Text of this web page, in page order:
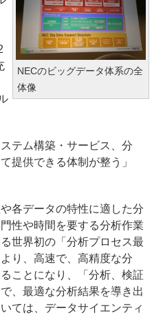
NECのビッグデータ体系の全
体像
テム構築・サービス、分
提供できる体制が整う」
各データの特性に適した分
性や時間を要する分析作業
世界初の「分析プロセス最
り、高速で、高精度な分
ことになり、「分析、検証
、最適な分析結果を導き出
ては、データサイエンティ